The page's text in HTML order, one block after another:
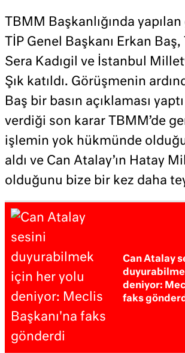
TBMM Başkanlığında
TİP Genel Başkanı Erkan
Sera Kadıgil ve İstanbul
Şık katıldı. Görüşmenin
Baş bir basın açıklaması
verdiği son karar TBMM’de
işlemin yok hükmünde
aldı ve Can Atalay’ın Hatay
olduğunu bize bir kez daha
Can Atalay
deniyor:
faks